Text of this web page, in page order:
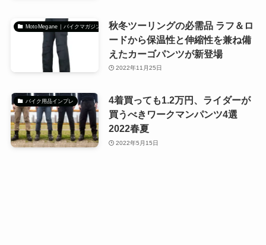
MotoMegane｜バイクマガジン
秋冬ツーリングの必需品 ラフ＆ロ
ードから保温性と伸縮性を兼ね備
えたカーゴパンツが新登場
2022年11月25日
バイク用品インプレ
4着買っても1.2万円、ライダーが
買うべきワークマンパンツ4選
2022春夏
2022年5月15日